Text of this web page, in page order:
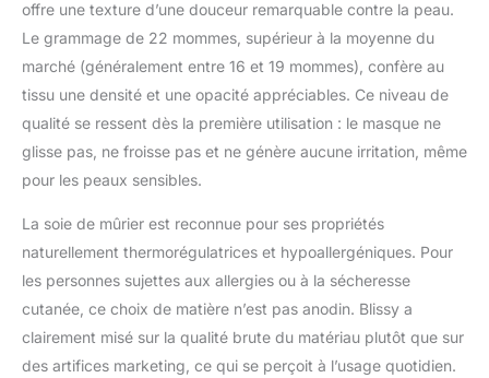
en fibres de qualité 6A
de 22 mommes, ce
masque gardera la
lumière à l'extérieur et
vous aidera à passer
sommeil. Pas de
contrairement à
d'autres masques de
sommeil sur le marché,
sans produits
chimiques nocifs ou
toxiques. Il est
offre une texture d’une douceur remarquable contre la peau.
Le grammage de 22 mommes, supérieur à la moyenne du
marché (généralement entre 16 et 19 mommes), confère au
tissu une densité et une opacité appréciables. Ce niveau de
qualité se ressent dès la première utilisation : le masque ne
glisse pas, ne froisse pas et ne génère aucune irritation, même
pour les peaux sensibles.
La soie de mûrier est reconnue pour ses propriétés
naturellement thermorégulatrices et hypoallergéniques. Pour
les personnes sujettes aux allergies ou à la sécheresse
cutanée, ce choix de matière n’est pas anodin. Blissy a
clairement misé sur la qualité brute du matériau plutôt que sur
des artifices marketing, ce qui se perçoit à l’usage quotidien.